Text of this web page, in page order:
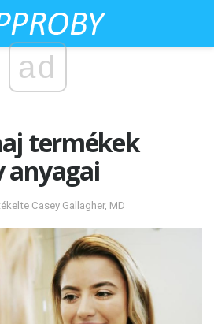
ad
termékek
Casey Gallagher, MD